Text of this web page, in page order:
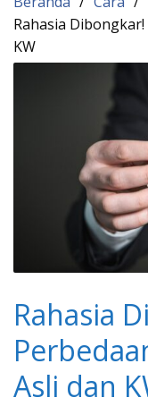
Rahasia
KW
Rahasia
Asli dan